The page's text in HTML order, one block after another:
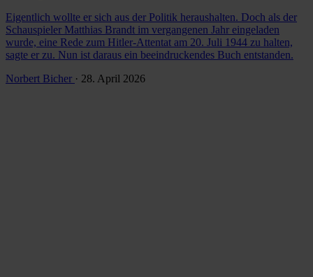
Eigentlich wollte er sich aus der Politik heraushalten. Doch als der
Schauspieler Matthias Brandt im vergangenen Jahr eingeladen
wurde, eine Rede zum Hitler-Attentat am 20. Juli 1944 zu halten,
sagte er zu. Nun ist daraus ein beeindruckendes Buch entstanden.
Norbert Bicher · 28. April 2026